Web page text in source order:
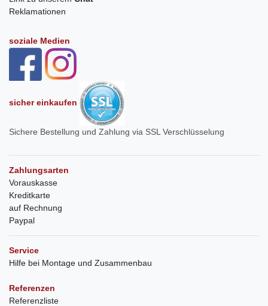
Reklamationen
soziale Medien
sicher einkaufen
Sichere Bestellung und Zahlung via SSL Verschlüsselung
Zahlungsarten
Vorauskasse
Kreditkarte
auf Rechnung
Paypal
Service
Hilfe bei Montage und Zusammenbau
Referenzen
Referenzliste